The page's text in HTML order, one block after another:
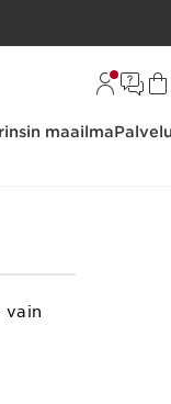
maailma
vain